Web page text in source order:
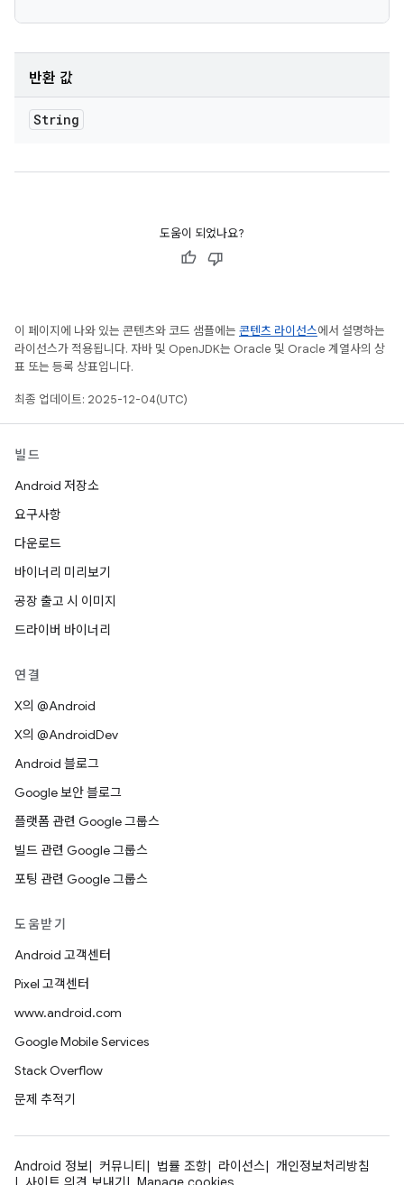
반환 값
String
도움이 되었나요?
이 페이지에 나와 있는 콘텐츠와 코드 샘플에는 콘텐츠 라이선스에서 설명하는
라이선스가 적용됩니다. 자바 및 OpenJDK는 Oracle 및 Oracle 계열사의 상
표 또는 등록 상표입니다.
최종 업데이트: 2025-12-04(UTC)
빌드
Android 저장소
요구사항
다운로드
바이너리 미리보기
공장 출고 시 이미지
드라이버 바이너리
연결
X의 @Android
X의 @AndroidDev
Android 블로그
Google 보안 블로그
플랫폼 관련 Google 그룹스
빌드 관련 Google 그룹스
포팅 관련 Google 그룹스
도움받기
Android 고객센터
Pixel 고객센터
www.android.com
Google Mobile Services
Stack Overflow
문제 추적기
Android 정보 커뮤니티 법률 조항 라이선스
개인정보처리방침